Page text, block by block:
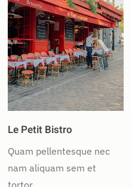
Le Petit Bistro
Quam pellentesque nec
nam aliquam sem et